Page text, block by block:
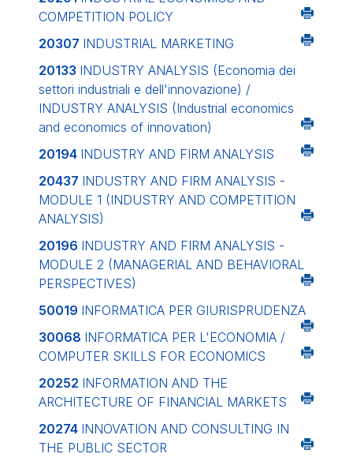
COMPETITION POLICY
20307 INDUSTRIAL MARKETING
20133 INDUSTRY ANALYSIS (Economia dei
settori industriali e dell'innovazione) /
INDUSTRY ANALYSIS (Industrial economics
and economics of innovation)
20194 INDUSTRY AND FIRM ANALYSIS
20437 INDUSTRY AND FIRM ANALYSIS -
MODULE 1 (INDUSTRY AND COMPETITION
ANALYSIS)
20196 INDUSTRY AND FIRM ANALYSIS -
MODULE 2 (MANAGERIAL AND BEHAVIORAL
PERSPECTIVES)
50019 INFORMATICA PER GIURISPRUDENZA
30068 INFORMATICA PER L'ECONOMIA /
COMPUTER SKILLS FOR ECONOMICS
20252 INFORMATION AND THE
ARCHITECTURE OF FINANCIAL MARKETS
20274 INNOVATION AND CONSULTING IN
THE PUBLIC SECTOR